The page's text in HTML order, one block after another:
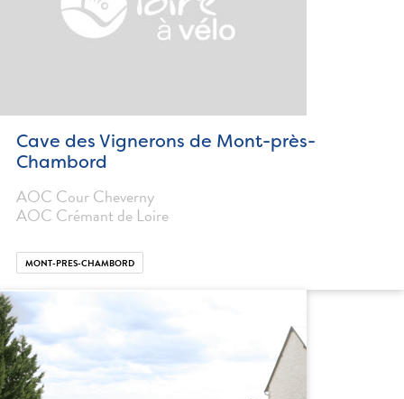
Cave des Vignerons de Mont-près-
Chambord
AOC Cour Cheverny
AOC Crémant de Loire
MONT-PRES-CHAMBORD